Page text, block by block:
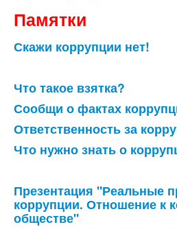
Памятки
Скажи коррупции нет!
Что такое взятка?
Сообщи о фактах
Ответственность за
Что нужно знать о
Презентация "Реальные
коррупции. Отношение к
обществе"